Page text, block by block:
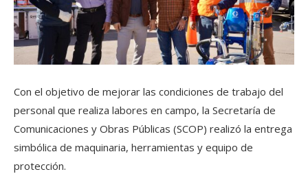
Con el objetivo de mejorar las condiciones de trabajo del
personal que realiza labores en campo, la Secretaría de
Comunicaciones y Obras Públicas (SCOP) realizó la entrega
simbólica de maquinaria, herramientas y equipo de
protección.